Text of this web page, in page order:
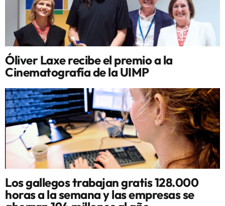
Óliver Laxe recibe el premio a la
Cinematografía de la UIMP
Los gallegos trabajan gratis 128.000
horas a la semana y las empresas se